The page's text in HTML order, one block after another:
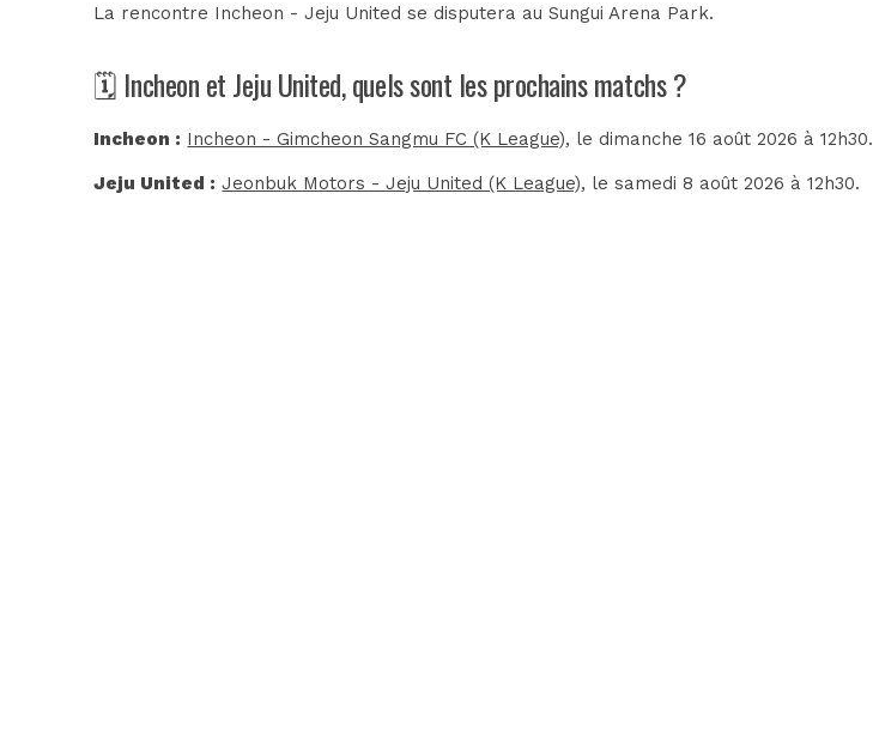
La rencontre Incheon - Jeju United se disputera auSungui Arena Park.
🗓️ Incheon et Jeju United, quels sont les prochains matchs ?
Incheon : Incheon - Gimcheon Sangmu FC (K League), le dimanche 16 août 2026 à 12h30.
Jeju United : Jeonbuk Motors - Jeju United (K League), le samedi 8 août 2026 à 12h30.